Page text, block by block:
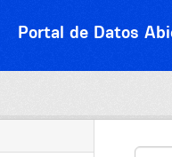
Portal de Datos